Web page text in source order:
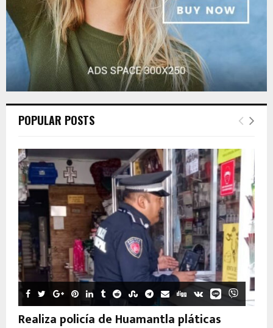
POPULAR POSTS
Realiza policía de Huamantla pláticas